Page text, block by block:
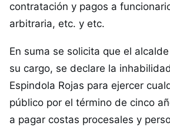
contratación y pagos a
arbitraria, etc. y etc.
En suma se solicita que el
su cargo, se declare la
Espindola Rojas para ejercer
público por el término de cinco
a pagar costas procesales y